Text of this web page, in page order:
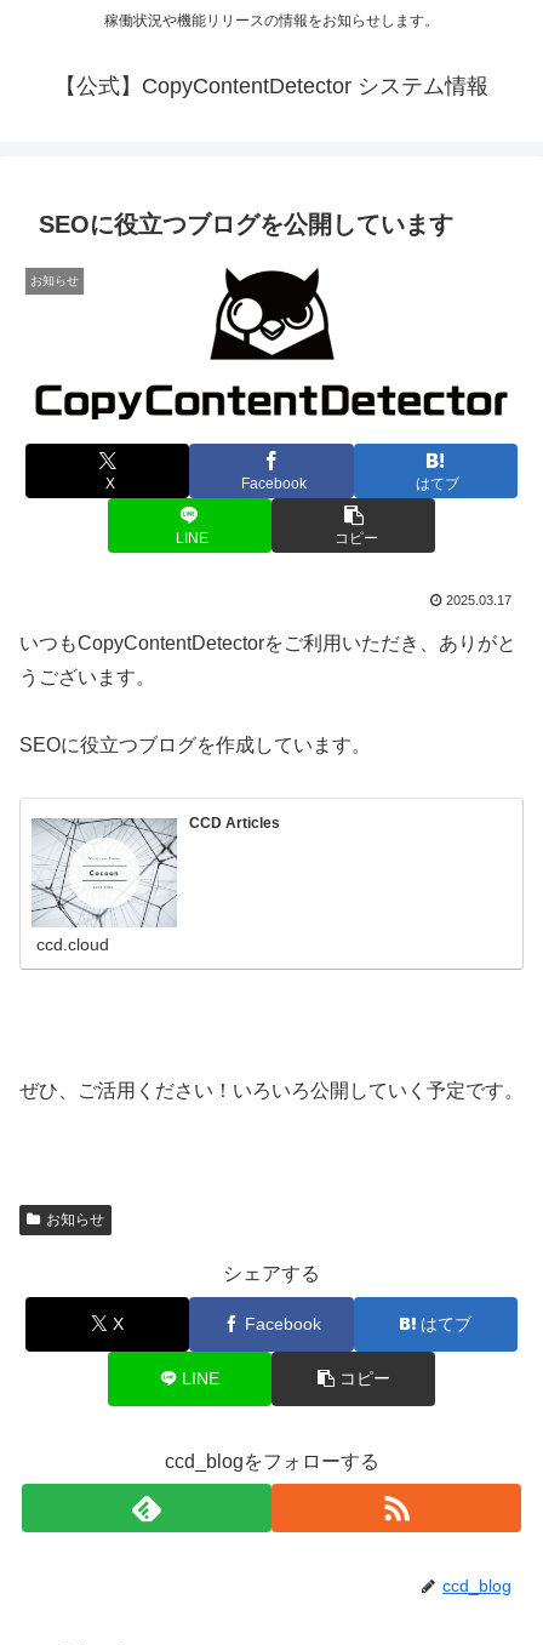
稼働状況や機能リリースの情報をお知らせします。
【公式】CopyContentDetector システム情報
SEOに役立つブログを公開しています
お知らせ
X Facebook はてブ
LINE コピー
2025.03.17
いつもCopyContentDetectorをご利用いただき、ありがと
うございます。
SEOに役立つブログを作成しています。
CCD Articles
ccd.cloud
ぜひ、ご活用ください！いろいろ公開していく予定です。
お知らせ
シェアする
X Facebook はてブ
LINE コピー
ccd_blogをフォローする
ccd_blog